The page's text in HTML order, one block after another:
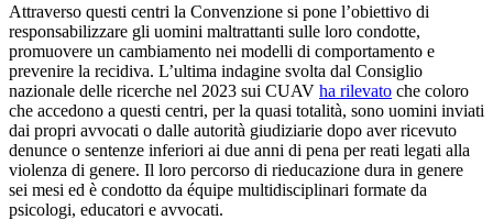
Attraverso questi centri la Convenzione si pone l’obiettivo di
responsabilizzare gli uomini maltrattanti sulle loro condotte,
promuovere un cambiamento nei modelli di comportamento e
prevenire la recidiva. L’ultima indagine svolta dal Consiglio
nazionale delle ricerche nel 2023 sui CUAV ha rilevato che coloro
che accedono a questi centri, per la quasi totalità, sono uomini inviati
dai propri avvocati o dalle autorità giudiziarie dopo aver ricevuto
denunce o sentenze inferiori ai due anni di pena per reati legati alla
violenza di genere. Il loro percorso di rieducazione dura in genere
sei mesi ed è condotto da équipe multidisciplinari formate da
psicologi, educatori e avvocati.